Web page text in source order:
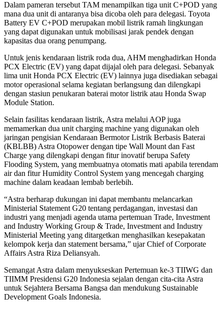
Dalam pameran tersebut TAM menampilkan tiga unit C+POD yang
mana dua unit di antaranya bisa dicoba oleh para delegasi. Toyota
Battery EV C+POD merupakan mobil listrik ramah lingkungan
yang dapat digunakan untuk mobilisasi jarak pendek dengan
kapasitas dua orang penumpang.
Untuk jenis kendaraan listrik roda dua, AHM menghadirkan Honda
PCX Electric (EV) yang dapat dijajal oleh para delegasi. Sebanyak
lima unit Honda PCX Electric (EV) lainnya juga disediakan sebagai
motor operasional selama kegiatan berlangsung dan dilengkapi
dengan stasiun penukaran baterai motor listrik atau Honda Swap
Module Station.
Selain fasilitas kendaraan listrik, Astra melalui AOP juga
memamerkan dua unit charging machine yang digunakan oleh
jaringan pengisian Kendaraan Bermotor Listrik Berbasis Baterai
(KBLBB) Astra Otopower dengan tipe Wall Mount dan Fast
Charge yang dilengkapi dengan fitur inovatif berupa Safety
Flooding System, yang membuatnya otomatis mati apabila terendam
air dan fitur Humidity Control System yang mencegah charging
machine dalam keadaan lembab berlebih.
“Astra berharap dukungan ini dapat membantu melancarkan
Ministerial Statement G20 tentang perdagangan, investasi dan
industri yang menjadi agenda utama pertemuan Trade, Investment
and Industry Working Group & Trade, Investment and Industry
Ministerial Meeting yang ditargetkan menghasilkan kesepakatan
kelompok kerja dan statement bersama,” ujar Chief of Corporate
Affairs Astra Riza Deliansyah.
Semangat Astra dalam menyukseskan Pertemuan ke-3 TIIWG dan
TIIMM Presidensi G20 Indonesia sejalan dengan cita-cita Astra
untuk Sejahtera Bersama Bangsa dan mendukung Sustainable
Development Goals Indonesia.